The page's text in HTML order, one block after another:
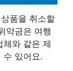
품을 취소할
약금은 여행
와 같은 제
수 있어요.